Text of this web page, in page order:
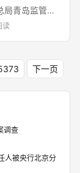
青岛监管局
司因业务经
质的机构发生
执业登记的个
读
下一页
调查
人被央行北京分